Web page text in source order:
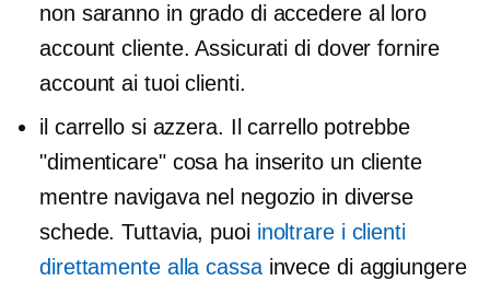
non saranno in grado di accedere al loro
account cliente. Assicurati di dover fornire
account ai tuoi clienti.
il carrello si azzera. Il carrello potrebbe
"dimenticare" cosa ha inserito un cliente
mentre navigava nel negozio in diverse
schede. Tuttavia, puoi inoltrare i clienti
direttamente alla cassainvece di aggiungere